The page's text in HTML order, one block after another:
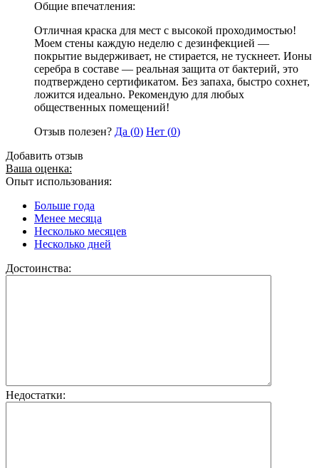
Общие впечатления:
Отличная краска для мест с высокой проходимостью!
Моем стены каждую неделю с дезинфекцией —
покрытие выдерживает, не стирается, не тускнеет. Ионы
серебра в составе — реальная защита от бактерий, это
подтверждено сертификатом. Без запаха, быстро сохнет,
ложится идеально. Рекомендую для любых
общественных помещений!
Отзыв полезен? Да (0) Нет (0)
Добавить отзыв
Ваша оценка:
Опыт использования:
Больше года
Менее месяца
Несколько месяцев
Несколько дней
Достоинства:
Недостатки: